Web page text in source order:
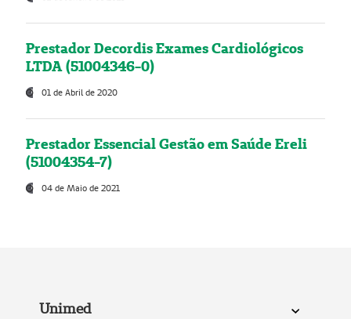
Prestador Decordis Exames Cardiológicos
LTDA (51004346-0)
01 de Abril de 2020
Prestador Essencial Gestão em Saúde Ereli
(51004354-7)
04 de Maio de 2021
Unimed